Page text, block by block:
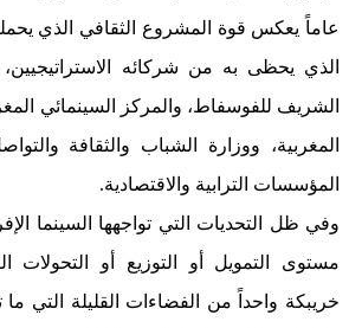
عاماً يعكس قوة المشروع الثقافي الذي
الذي يحظى به من شركائه
الشريف للفوسفاط، والمركز السينمائي
المغربية، ووزارة الشباب والثقافة
المؤسسات الترابية والاقتصادية.
وفي ظل التحديات التي تواجهها السينما
مستوى التمويل أو التوزيع أو التحولات
خريبكة واحداً من الفضاءات القليلة التي ما